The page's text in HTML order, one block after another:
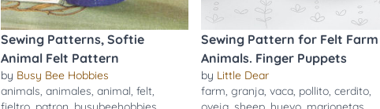
Sewing Patterns, Softie
Animal Felt Pattern
by Busy Bee Hobbies
animals,animales,animal,felt,
Sewing Pattern for Felt Farm
Animals. Finger Puppets
by Little Dear
farm,granja,vaca, pollito,cerdito,